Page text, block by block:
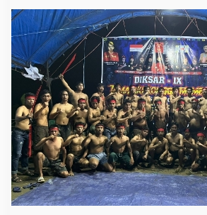
d
a
a
T
o
l
a
k
i